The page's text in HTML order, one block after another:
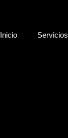
Inicio Servicios